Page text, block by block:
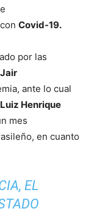
Covid-19.
por las
Jair
ante lo cual
Henrique
mes
en cuanto
EL